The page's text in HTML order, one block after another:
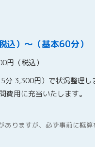
）〜（基本60分）
円（税込）
3,300円）で状況整理し
費用に充当いたします。
りますが、必ず事前に概算